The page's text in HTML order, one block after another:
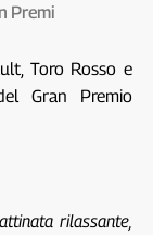
Premi
Toro Rosso e
Gran Premio
rilassante,